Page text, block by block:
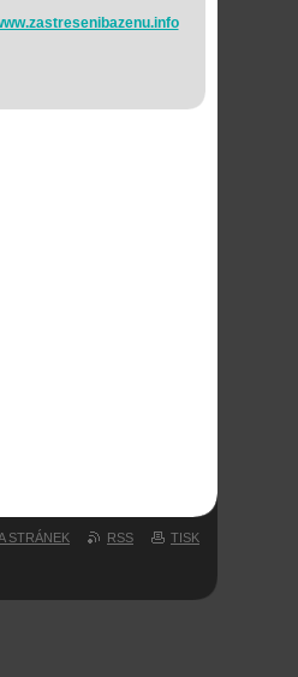
STRÁNEK RSS TISK